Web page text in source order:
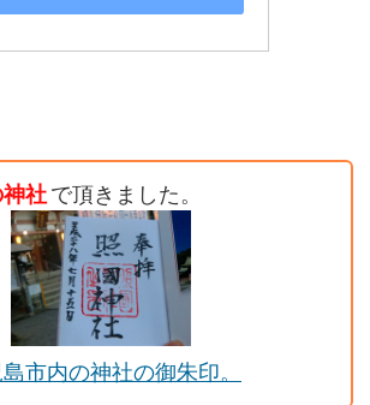
社 で頂きました。
市内の神社の御朱印。